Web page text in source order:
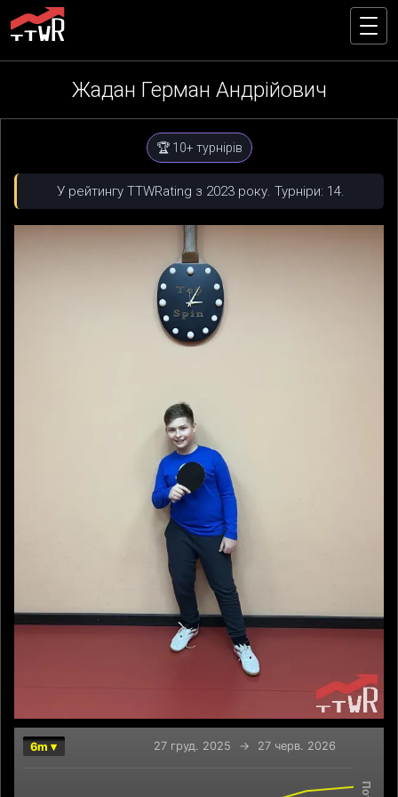
Жадан Герман Андрійович
🏆 10+ турнірів
У рейтингу TTWRating з 2023 року. Турніри: 14.
Chart 27 груд. 2025 → 27 черв. 2026
6m ▾